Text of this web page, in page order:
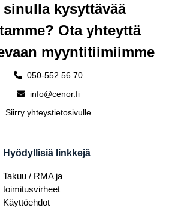
sinulla kysyttävää
Ota yhteyttä
myyntitiimiimme
050-552 56 70
info@cenor.fi
Siirry yhteystietosivulle
Hyödyllisiä linkkejä
Takuu / RMA ja
toimitusvirheet
Käyttöehdot